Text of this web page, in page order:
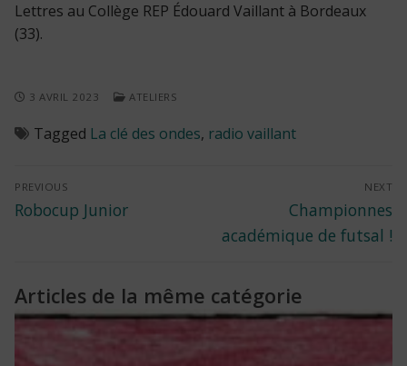
Lettres au Collège REP Édouard Vaillant à Bordeaux
(33).
3 AVRIL 2023 ATELIERS
Tagged La clé des ondes, radio vaillant
Navigation
de
PREVIOUS
Previous
Robocup Junior
NEXT
Next
post:
Championnes
académique de futsal !
Articles de la même catégorie